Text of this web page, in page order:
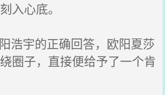
入心底。
浩宇的正确回答，欧阳夏莎
圈子，直接便给予了一个肯